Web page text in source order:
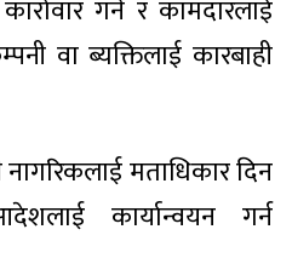
गर्ने र कामदारलाई
वा ब्यक्तिलाई कारबाही
मताधिकार दिन
कार्यान्वयन गर्न